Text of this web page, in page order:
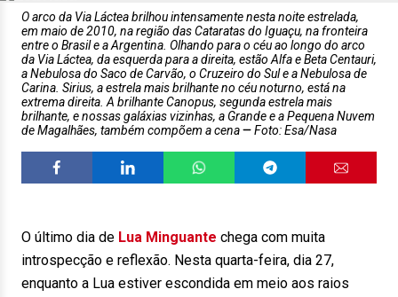
O arco da Via Láctea brilhou intensamente nesta noite estrelada,
em maio de 2010, na região das Cataratas do Iguaçu, na fronteira
entre o Brasil e a Argentina. Olhando para o céu ao longo do arco
da Via Láctea, da esquerda para a direita, estão Alfa e Beta Centauri,
a Nebulosa do Saco de Carvão, o Cruzeiro do Sul e a Nebulosa de
Carina. Sirius, a estrela mais brilhante no céu noturno, está na
extrema direita. A brilhante Canopus, segunda estrela mais
brilhante, e nossas galáxias vizinhas, a Grande e a Pequena Nuvem
de Magalhães, também compõem a cena
Foto: Esa/Nasa
O último dia de Lua Minguante chega com muita
introspecção e reflexão. Nesta quarta-feira, dia 27,
enquanto a Lua estiver escondida em meio aos raios